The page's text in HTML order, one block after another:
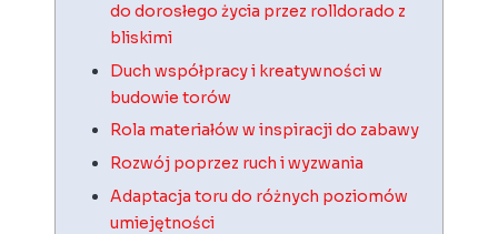
do dorosłego życia przez rolldorado z
bliskimi
Duch współpracy i kreatywności w
budowie torów
Rola materiałów w inspiracji do zabawy
Rozwój poprzez ruch i wyzwania
Adaptacja toru do różnych poziomów
umiejętności